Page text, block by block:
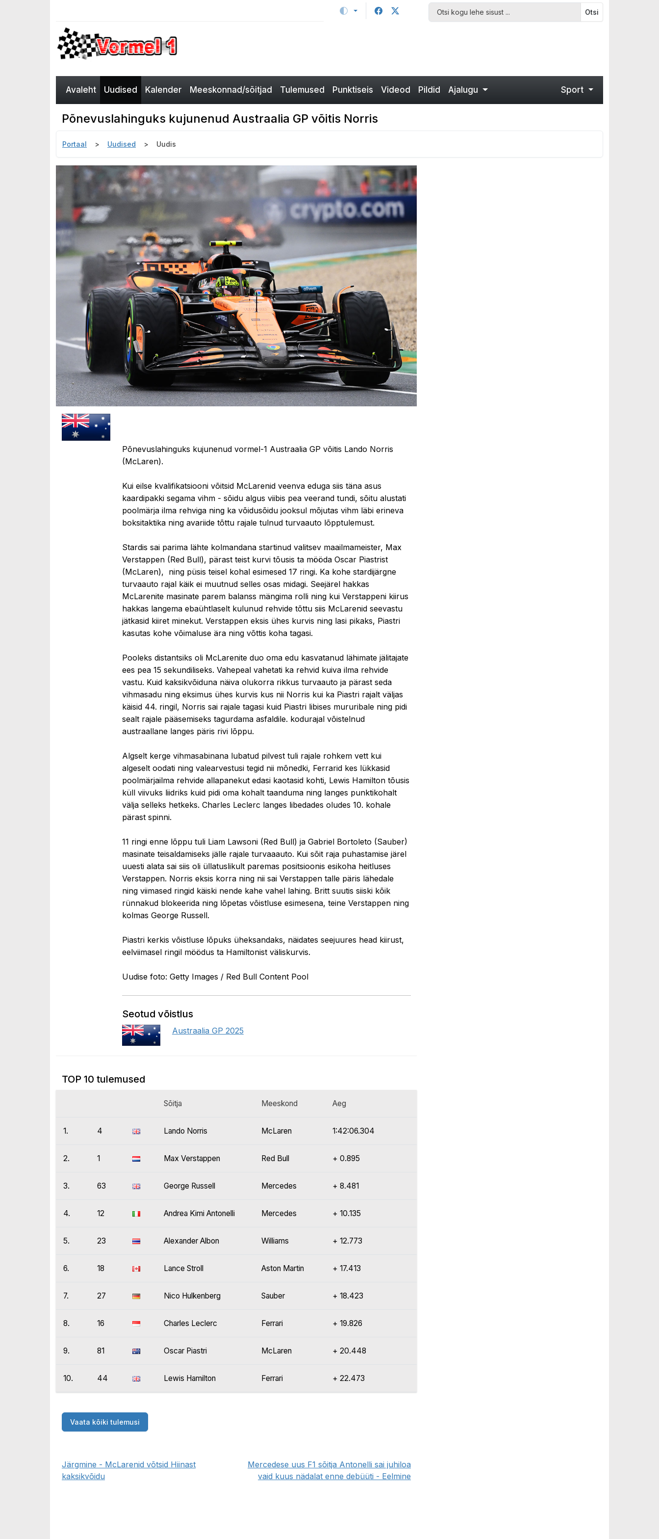
Otsi
Avaleht Uudised Kalender Meeskonnad/sõitjad Tulemused Punktiseis Videod Pildid Ajalugu Sport
Põnevuslahinguks kujunenud Austraalia GP võitis Norris
Portaal Uudised Uudis
Põnevuslahinguks kujunenud vormel-1 Austraalia GP võitis Lando Norris
(McLaren).
Kui eilse kvalifikatsiooni võitsid McLarenid veenva eduga siis täna asus
kaardipakki segama vihm - sõidu algus viibis pea veerand tundi, sõitu alustati
poolmärja ilma rehviga ning ka võidusõidu jooksul mõjutas vihm läbi erineva
boksitaktika ning avariide tõttu rajale tulnud turvaauto lõpptulemust.
Stardis sai parima lähte kolmandana startinud valitsev maailmameister, Max
Verstappen (Red Bull), pärast teist kurvi tõusis ta mööda Oscar Piastrist
(McLaren), ning püsis teisel kohal esimesed 17 ringi. Ka kohe stardijärgne
turvaauto rajal käik ei muutnud selles osas midagi. Seejärel hakkas
McLarenite masinate parem balanss mängima rolli ning kui Verstappeni kiirus
hakkas langema ebaühtlaselt kulunud rehvide tõttu siis McLarenid seevastu
jätkasid kiiret minekut. Verstappen eksis ühes kurvis ning lasi pikaks, Piastri
kasutas kohe võimaluse ära ning võttis koha tagasi.
Pooleks distantsiks oli McLarenite duo oma edu kasvatanud lähimate jälitajate
ees pea 15 sekundiliseks. Vahepeal vahetati ka rehvid kuiva ilma rehvide
vastu. Kuid kaksikvõiduna näiva olukorra rikkus turvaauto ja pärast seda
vihmasadu ning eksimus ühes kurvis kus nii Norris kui ka Piastri rajalt väljas
käisid 44. ringil, Norris sai rajale tagasi kuid Piastri libises mururibale ning pidi
sealt rajale pääsemiseks tagurdama asfaldile. kodurajal võistelnud
austraallane langes päris rivi lõppu.
Algselt kerge vihmasabinana lubatud pilvest tuli rajale rohkem vett kui
algeselt oodati ning valearvestusi tegid nii mõnedki, Ferrarid kes lükkasid
poolmärjailma rehvide allapanekut edasi kaotasid kohti, Lewis Hamilton tõusis
küll viivuks liidriks kuid pidi oma kohalt taanduma ning langes punktikohalt
välja selleks hetkeks. Charles Leclerc langes libedades oludes 10. kohale
pärast spinni.
11 ringi enne lõppu tuli Liam Lawsoni (Red Bull) ja Gabriel Bortoleto (Sauber)
masinate teisaldamiseks jälle rajale turvaaauto. Kui sõit raja puhastamise järel
uuesti alata sai siis oli üllatuslikult paremas positsioonis esikoha heitluses
Verstappen. Norris eksis korra ning nii sai Verstappen talle päris lähedale
ning viimased ringid käiski nende kahe vahel lahing. Britt suutis siiski kõik
rünnakud blokeerida ning lõpetas võistluse esimesena, teine Verstappen ning
kolmas George Russell.
Piastri kerkis võistluse lõpuks üheksandaks, näidates seejuures head kiirust,
eelviimasel ringil möödus ta Hamiltonist väliskurvis.
Uudise foto: Getty Images / Red Bull Content Pool
Seotud võistlus
Austraalia GP 2025
TOP 10 tulemused
Sõitja Meeskond Aeg
1. 4 Lando Norris McLaren 1:42:06.304
2. 1 Max Verstappen Red Bull + 0.895
3. 63 George Russell Mercedes + 8.481
4. 12 Andrea Kimi Antonelli Mercedes + 10.135
5. 23 Alexander Albon Williams + 12.773
6. 18 Lance Stroll Aston Martin + 17.413
7. 27 Nico Hulkenberg Sauber + 18.423
8. 16 Charles Leclerc Ferrari + 19.826
9. 81 Oscar Piastri McLaren + 20.448
10. 44 Lewis Hamilton Ferrari + 22.473
Vaata kõiki tulemusi
Järgmine - McLarenid võtsid Hiinast
kaksikvõidu
Mercedese uus F1 sõitja Antonelli sai juhiloa
vaid kuus nädalat enne debüüti - Eelmine